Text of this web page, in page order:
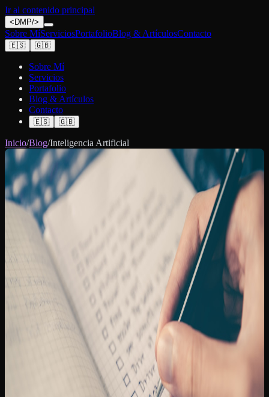
Ir al contenido principal
< DMP/>
Sobre MíServiciosPortafolioBlog & ArtículosContacto
🇪🇸 🇬🇧
Sobre Mí
Servicios
Portafolio
Blog & Artículos
Contacto
🇪🇸 🇬🇧
Inicio/Blog/Inteligencia Artificial